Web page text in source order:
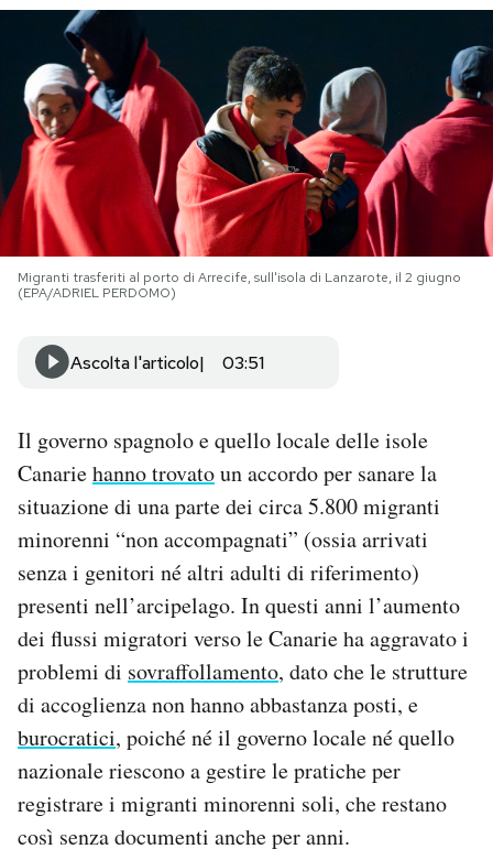
PODCAST
NEWSLETTER
I MIEI PREFERITI
SHOP
CALENDARIO
AREA PERSONALE
Area Personale
Newsletter
Notifiche mobile
Regala il Post
Hai bisogno di aiuto?
Esci
Migranti trasferiti al porto di Arrecife, sull'isola di Lanzarote, il 2 giugno
(EPA/ADRIEL PERDOMO)
Ascolta l'articolo 03:51
Il governo spagnolo e quello locale delle isole
Canariehanno trovatoun accordo per sanare la
situazione di una parte dei circa 5.800 migranti
minorenni “non accompagnati” (ossia arrivati
senza i genitori né altri adulti di riferimento)
presenti nell’arcipelago. In questi anni l’aumento
dei flussi migratori verso le Canarie ha aggravato i
problemi di sovraffollamento, dato che le strutture
di accoglienza non hanno abbastanza posti, e
burocratici, poiché né il governo locale né quello
nazionale riescono a gestire le pratiche per
registrare i migranti minorenni soli, che restano
così senza documenti anche per anni.